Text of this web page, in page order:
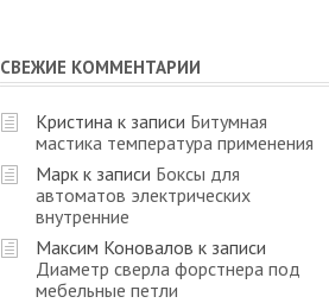
СВЕЖИЕ КОММЕНТАРИИ
Кристина к записи Битумная
мастика температура применения
Марк к записи Боксы для
автоматов электрических
внутренние
Максим Коновалов к записи
Диаметр сверла форстнера под
мебельные петли